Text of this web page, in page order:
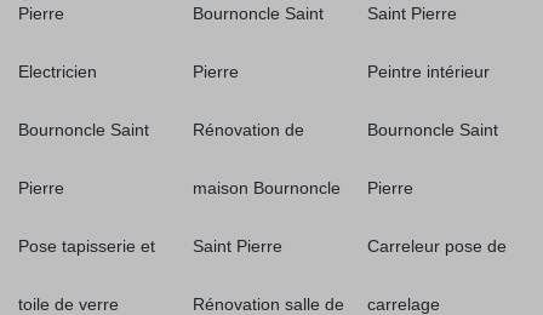
Pierre
Electricien
Bournoncle Saint
Pierre
Pose tapisserie et
toile de verre
Bournoncle Saint
Pierre
Rénovation de
maison Bournoncle
Saint Pierre
Rénovation salle de
Saint Pierre
Peintre intérieur
Bournoncle Saint
Pierre
Carreleur pose de
carrelage